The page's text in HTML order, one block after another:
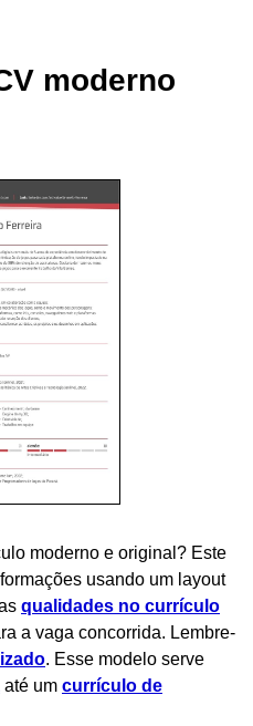
moderno
moderno e original? Este
usando um layout
qualidades no currículo
a vaga concorrida. Lembre-
. Esse modelo serve
até um currículo de